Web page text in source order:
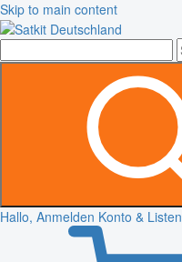
Skip to main content
Hallo, Anmelden Konto & Listen